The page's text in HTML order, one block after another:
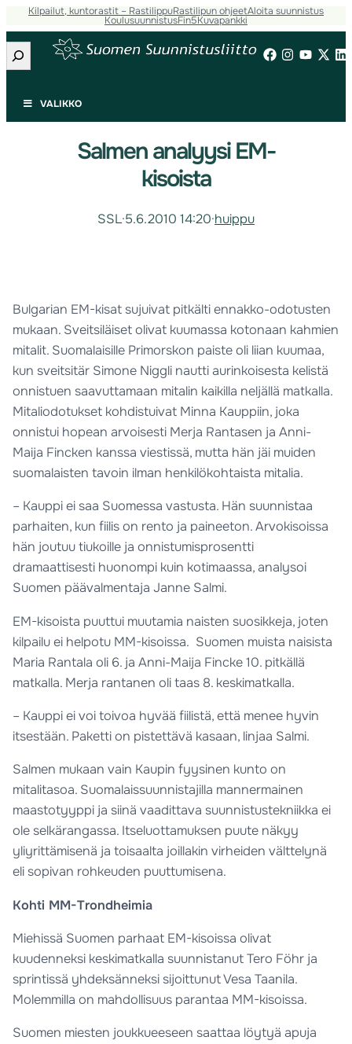
Kilpailut, kuntorastit – RastilippuRastilipun ohjeetAloita suunnistus
KoulusuunnistusFin5Kuvapankki
Etsi
VALIKKO
Salmen analyysi EM-
kisoista
SSL·5.6.2010 14:20·huippu
Bulgarian EM-kisat sujuivat pitkälti ennakko-odotusten
mukaan. Sveitsiläiset olivat kuumassa kotonaan kahmien
mitalit. Suomalaisille Primorskon paiste oli liian kuumaa,
kun sveitsitär Simone Niggli nautti aurinkoisesta kelistä
onnistuen saavuttamaan mitalin kaikilla neljällä matkalla.
Mitaliodotukset kohdistuivat Minna Kauppiin, joka
onnistui hopean arvoisesti Merja Rantasen ja Anni-
Maija Fincken kanssa viestissä, mutta hän jäi muiden
suomalaisten tavoin ilman henkilökohtaista mitalia.
– Kauppi ei saa Suomessa vastusta. Hän suunnistaa
parhaiten, kun fiilis on rento ja paineeton. Arvokisoissa
hän joutuu tiukoille ja onnistumisprosentti
dramaattisesti huonompi kuin kotimaassa, analysoi
Suomen päävalmentaja Janne Salmi.
EM-kisoista puuttui muutamia naisten suosikkeja, joten
kilpailu ei helpotu MM-kisoissa. Suomen muista naisista
Maria Rantala oli 6. ja Anni-Maija Fincke 10. pitkällä
matkalla. Merja rantanen oli taas 8. keskimatkalla.
– Kauppi ei voi toivoa hyvää fiilistä, että menee hyvin
itsestään. Paketti on pistettävä kasaan, linjaa Salmi.
Salmen mukaan vain Kaupin fyysinen kunto on
mitalitasoa. Suomalaissuunnistajilla mannermainen
maastotyyppi ja siinä vaadittava suunnistustekniikka ei
ole selkärangassa. Itseluottamuksen puute näkyy
yliyrittämisenä ja toisaalta joillakin virheiden välttelynä
eli sopivan rohkeuden puuttumisena.
Kohti MM-Trondheimia
Miehissä Suomen parhaat EM-kisoissa olivat
kuudenneksi keskimatkalla suunnistanut Tero Föhr ja
sprintissä yhdeksänneksi sijoittunut Vesa Taanila.
Molemmilla on mahdollisuus parantaa MM-kisoissa.
Suomen miesten joukkueeseen saattaa löytyä apuja